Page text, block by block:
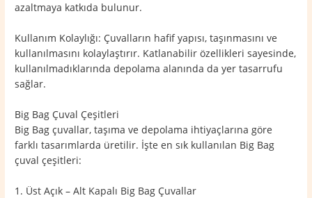
azaltmaya katkıda bulunur.
Kullanım Kolaylığı: Çuvalların hafif yapısı, taşınmasını ve
kullanılmasını kolaylaştırır. Katlanabilir özellikleri sayesinde,
kullanılmadıklarında depolama alanında da yer tasarrufu
sağlar.
Big Bag Çuval Çeşitleri
Big Bag çuvallar, taşıma ve depolama ihtiyaçlarına göre
farklı tasarımlarda üretilir. İşte en sık kullanılan Big Bag
çuval çeşitleri:
1. Üst Açık – Alt Kapalı Big Bag Çuvallar